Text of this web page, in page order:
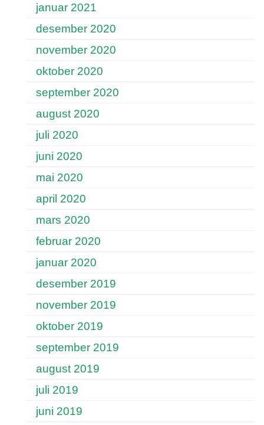
januar 2021
desember 2020
november 2020
oktober 2020
september 2020
august 2020
juli 2020
juni 2020
mai 2020
april 2020
mars 2020
februar 2020
januar 2020
desember 2019
november 2019
oktober 2019
september 2019
august 2019
juli 2019
juni 2019